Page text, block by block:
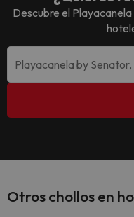
Descubre el
Otros chollos en